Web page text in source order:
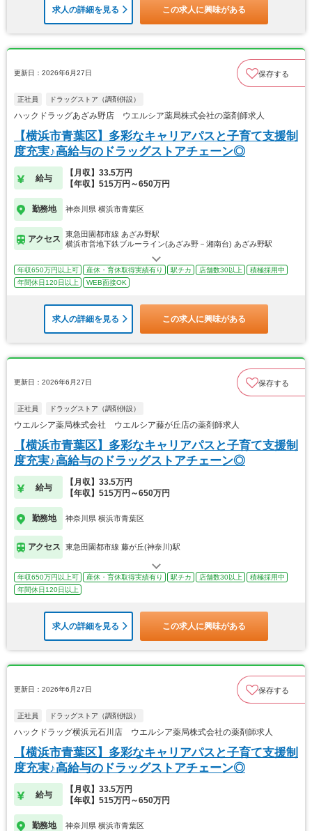
求人の詳細を見る この求人に興味がある
更新日：2026年6月27日 保存する
正社員 ドラッグストア（調剤併設）
ハックドラッグあざみ野店 ウエルシア薬局株式会社の薬剤師求人
【横浜市青葉区】多彩なキャリアパスと子育て支援制
度充実♪高給与のドラッグストアチェーン◎
給与
【月収】33.5万円
【年収】515万円～650万円
勤務地 神奈川県 横浜市青葉区
アクセス
東急田園都市線 あざみ野駅
横浜市営地下鉄ブルーライン(あざみ野－湘南台) あざみ野駅
年収650万円以上可 産休・育休取得実績有り 駅チカ 店舗数30以上
積極採用中
年間休日120日以上
WEB面接OK
求人の詳細を見る この求人に興味がある
更新日：2026年6月27日 保存する
正社員 ドラッグストア（調剤併設）
ウエルシア薬局株式会社 ウエルシア藤が丘店の薬剤師求人
【横浜市青葉区】多彩なキャリアパスと子育て支援制
度充実♪高給与のドラッグストアチェーン◎
給与
【月収】33.5万円
【年収】515万円～650万円
勤務地 神奈川県 横浜市青葉区
アクセス 東急田園都市線 藤が丘(神奈川)駅
年収650万円以上可 産休・育休取得実績有り 駅チカ 店舗数30以上
積極採用中
年間休日120日以上
求人の詳細を見る この求人に興味がある
更新日：2026年6月27日 保存する
正社員 ドラッグストア（調剤併設）
ハックドラッグ横浜元石川店 ウエルシア薬局株式会社の薬剤師求人
【横浜市青葉区】多彩なキャリアパスと子育て支援制
度充実♪高給与のドラッグストアチェーン◎
給与
【月収】33.5万円
【年収】515万円～650万円
勤務地 神奈川県 横浜市青葉区